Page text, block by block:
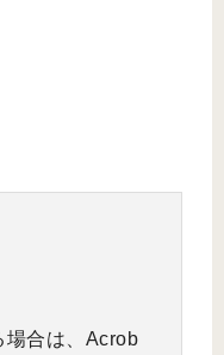
場合は、Acrob